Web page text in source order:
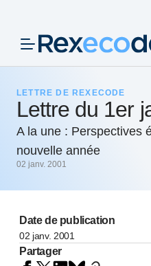
LETTRE DE REXECODE
Lettre du 1er
A la une : Perspectives
nouvelle année
02 janv. 2001
Date de publication
02 janv. 2001
Partager